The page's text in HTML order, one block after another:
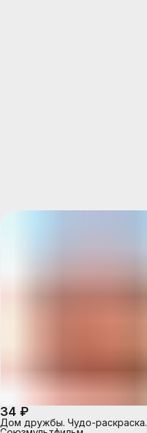
34 ₽
Дом дружбы. Чудо-раскраска.